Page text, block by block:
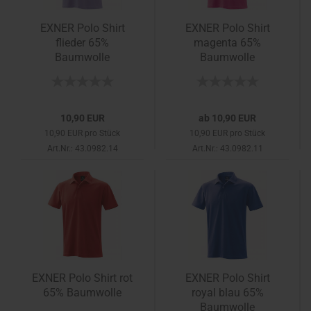
EXNER Polo Shirt
flieder 65%
Baumwolle
10,90 EUR
10,90 EUR pro Stück
Art.Nr.: 43.0982.14
EXNER Polo Shirt
magenta 65%
Baumwolle
ab 10,90 EUR
10,90 EUR pro Stück
Art.Nr.: 43.0982.11
EXNER Polo Shirt rot
65% Baumwolle
EXNER Polo Shirt
royal blau 65%
Baumwolle